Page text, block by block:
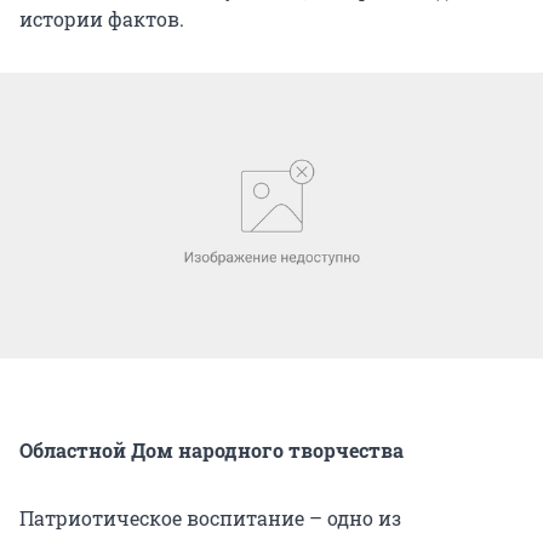
истории фактов.
Областной Дом народного творчества
Патриотическое воспитание – одно из